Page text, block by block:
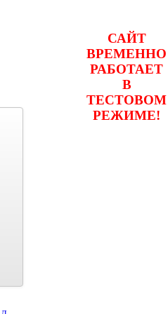
САЙТ
ВРЕМЕННО
РАБОТАЕТ
В
ТЕСТОВОМ
РЕЖИМЕ!